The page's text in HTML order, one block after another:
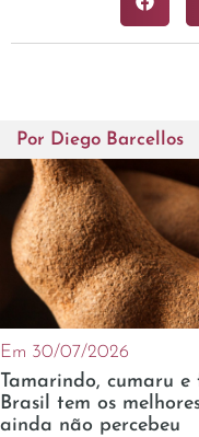
Por Diego Barcellos
Em 30/07/2026
Tamarindo, cumaru
Brasil tem os
ainda não percebeu